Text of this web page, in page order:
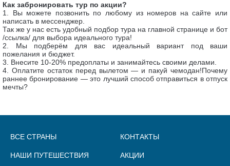
Как забронировать тур по акции?
1. Вы можете позвонить по любому из номеров на сайте или
написать в мессенджер.
Так же у нас есть удобный подбор тура на главной странице и бот
/ссылка/ для выбора идеального тура!
2. Мы подберём для вас идеальный вариант под ваши
пожелания и бюджет.
3. Внесите 10-20% предоплаты и занимайтесь своими делами.
4. Оплатите остаток перед вылетом — и пакуй чемодан!Почему
раннее бронирование — это лучший способ отправиться в отпуск
мечты?
ВСЕ СТРАНЫ КОНТАКТЫ
НАШИ ПУТЕШЕСТВИЯ АКЦИИ